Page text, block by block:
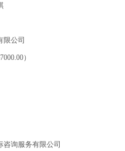
限公司
）
咨询服务有限公司